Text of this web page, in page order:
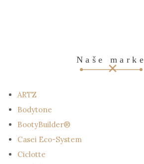
Naše marke
ARTZ
Bodytone
BootyBuilder®
Casei Eco-System
Ciclotte